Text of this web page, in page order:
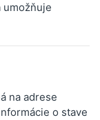
umožňuje
na adrese
o stave